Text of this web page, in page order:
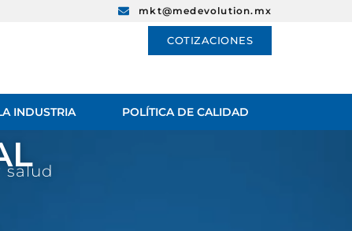
mkt@medevolution.mx
COTIZACIONES
INDUSTRIA POLÍTICA DE CALIDAD
salud